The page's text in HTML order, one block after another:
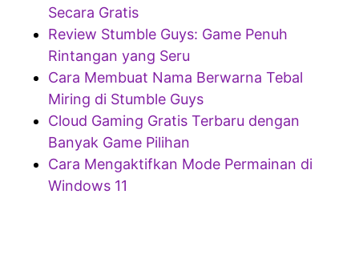
Secara Gratis
Review Stumble Guys: Game Penuh
Rintangan yang Seru
Cara Membuat Nama Berwarna Tebal
Miring di Stumble Guys
Cloud Gaming Gratis Terbaru dengan
Banyak Game Pilihan
Cara Mengaktifkan Mode Permainan di
Windows 11